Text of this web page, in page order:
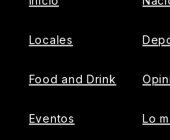
Locales
Food and Drink
Eventos Lo